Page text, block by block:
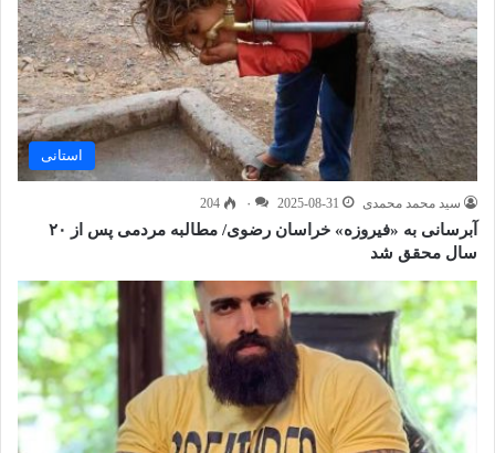
استانی
سید محمد محمدی 2025-08-31 ۰ 204
آبرسانی به «فیروزه» خراسان رضوی/ مطالبه مردمی پس از ۲۰
سال محقق شد